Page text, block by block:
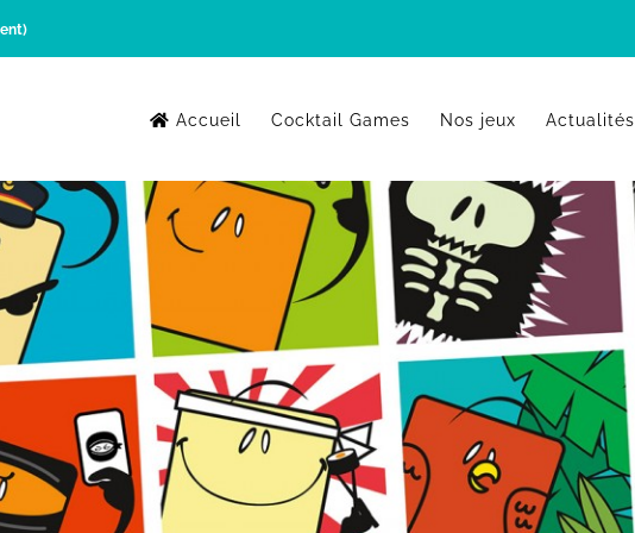
Accueil Cocktail Games Nos jeux Actualités